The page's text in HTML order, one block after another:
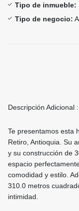
Tipo de inmueble:
Tipo de negocio:
Descripción Adicional :
Te presentamos esta
Retiro, Antioquia. Su
y su construcción de
espacio
comodidad y estilo.
310.0 metros
intimidad.